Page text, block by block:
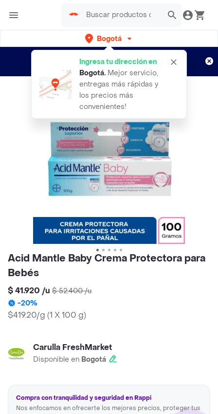
Bogotá
Ingresa tu dirección en
Bogotá. Mejor servicio,
entregas más rápidas y
los precios más
convenientes!
envíos gratis por semanas
Aplican TyC
Acid Mantle Baby Crema Protectora para
Bebés
$ 41.920 /u $ 52.400/u
-20%
$419.20/g (1 X 100 g)
Carulla FreshMarket
Disponible en Bogotá
Compra con tranquilidad y seguridad en Rappi
Nos enfocamos en ofrecerte los mejores precios, proteger tus